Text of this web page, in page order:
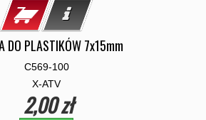
DO PLASTIKÓW 7x15mm
C569-100
X-ATV
2,00 zł